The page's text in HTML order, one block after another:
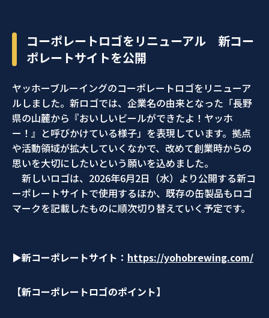
コーポレートロゴをリニューアル 新コー
ポレートサイトを公開
ヤッホーブルーイングのコーポレートロゴをリニューア
ルしました。新ロゴでは、企業名の由来となった「長野
県の山麓から『おいしいビールができたよ！ヤッホ
ー！』と呼びかけている様子」を表現しています。拠点
や活動領域が拡大していくなかで、改めて創業時からの
思いを大切にしたいという願いを込めました。
新しいロゴは、2026年6月2日（水）より公開する新コ
ーポレートサイトで使用するほか、既存の缶製品もロゴ
マークを記載したものに順次切り替えていく予定です。
▶新コーポレートサイト： https://yohobrewing.com/
【新コーポレートロゴのポイント】